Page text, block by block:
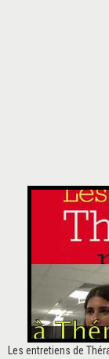
Les entretiens de